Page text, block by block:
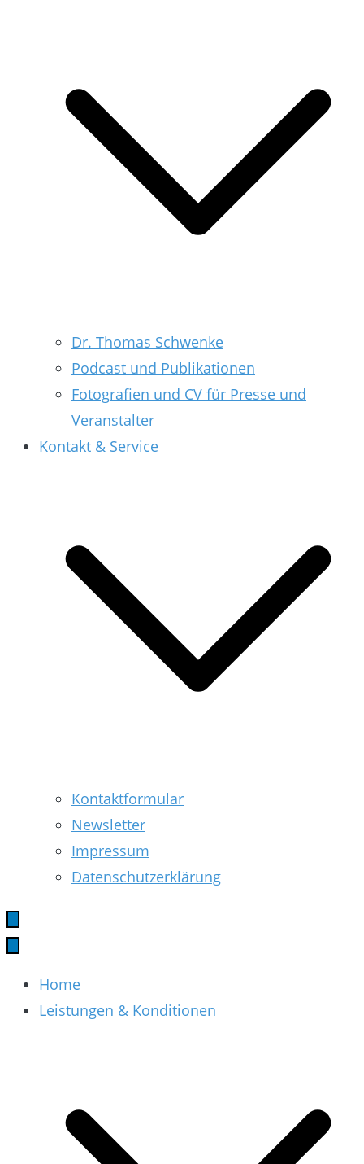
Dr. Thomas Schwenke
Podcast und Publikationen
Fotografien und CV für Presse und
Veranstalter
Kontakt & Service
Kontaktformular
Newsletter
Impressum
Datenschutzerklärung
Home
Leistungen & Konditionen